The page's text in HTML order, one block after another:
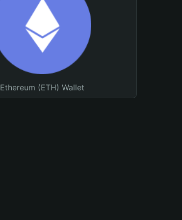
Ethereum (ETH) Wallet